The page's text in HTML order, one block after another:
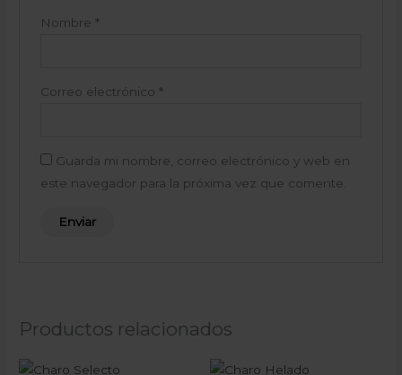
Nombre *
Correo electrónico *
Guarda mi nombre, correo electrónico y web en
este navegador para la próxima vez que comente.
Productos relacionados